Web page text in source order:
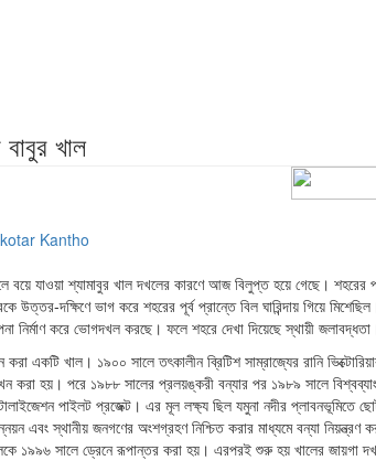
বাবুর খাল
বয়ে যাওয়া শ্যামাবুর খাল দখলের কারণে আজ বিলুপ্ত হয়ে গেছে। শহরের
উত্তর-দক্ষিণে ভাগ করে শহরের পূর্ব প্রান্তে বিল ঘারিন্দায় গিয়ে
নির্মাণ করে ভোগদখল করছে। ফলে শহরে দেখা দিয়েছে স্থায়ী
একটি খাল। ১৯০০ সালে তৎকালীন ব্রিটিশ সাম্রাজ্যের রানি
করা হয়। পরে ১৯৮৮ সালের প্রলয়ঙ্করী বন্যার পর ১৯৮৯ সালে
পাইলট প্রজেক্ট। এর মূল লক্ষ্য ছিল যমুনা নদীর প্লাবনভূমিতে ছোট-
এবং স্থানীয় জনগণের অংশগ্রহণ নিশ্চিত করার মাধ্যমে বন্যা নিয়ন্ত্রণ
১৯৯৬ সালে ড্রেনে রূপান্তর করা হয়। এরপরই শুরু হয় খালের জায়গা